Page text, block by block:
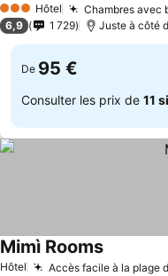
3 ÉtoilesHôtel Chambres avec
6,9 1 729 Juste à côté
De 95 €
Consulter les prix de 11
Hôtel Accès facile à la plage
Mimì Rooms